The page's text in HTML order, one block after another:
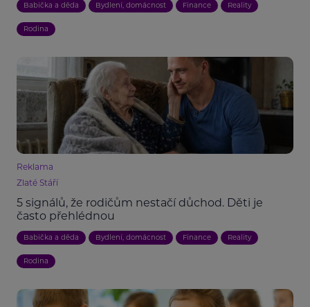
Babička a děda Bydlení, domácnost Finance Reality
Rodina
Reklama
Zlaté Stáří
5 signálů, že rodičům nestačí důchod. Děti je
často přehlédnou
Babička a děda Bydlení, domácnost Finance Reality
Rodina